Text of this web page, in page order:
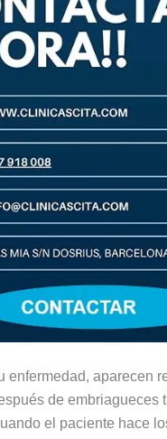
enfermedad, aparecen
de embriagueces
el paciente hace